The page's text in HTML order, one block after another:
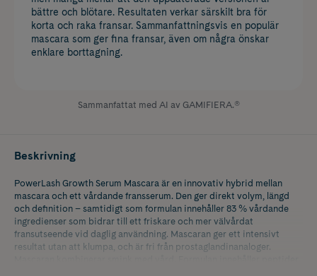
bättre och blötare. Resultaten verkar särskilt bra för
korta och raka fransar. Sammanfattningsvis en populär
mascara som ger fina fransar, även om några önskar
enklare borttagning.
Sammanfattat med AI av GAMIFIERA.®
Beskrivning
PowerLash Growth Serum Mascara är en innovativ hybrid mellan
mascara och ett vårdande fransserum. Den ger direkt volym, längd
och definition – samtidigt som formulan innehåller 83 % vårdande
ingredienser som bidrar till ett friskare och mer välvårdat
fransutseende vid daglig användning. Mascaran ger ett intensivt
resultat utan att klumpa, och är fri från prostaglandinanaloger.